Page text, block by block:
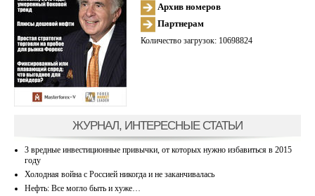
Архив номеров
Партнерам
Количество загрузок: 10698824
ЖУРНАЛ, ИНТЕРЕСНЫЕ СТАТЬИ
3 вредные инвестиционные привычки, от которых нужно избавиться в 2015
году
Холодная война с Россией никогда и не заканчивалась
Нефть: Все могло быть и хуже…